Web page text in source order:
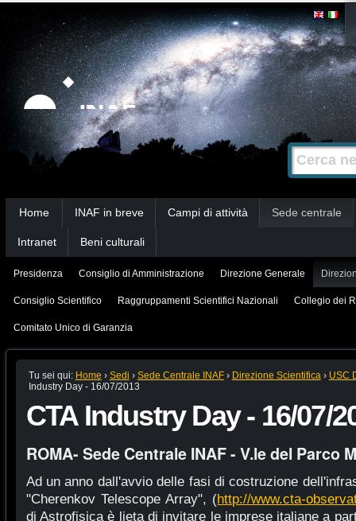
Strumenti
personali
Salta
contenuti.
|
Salta
alla
navigazione
Cerca nel
Ricerca
avanzata…
Home INAF in breve Campi di attività Sede centrale
Intranet Beni culturali
Presidenza Consiglio di Amministrazione Direzione Generale
Consiglio Scientifico Raggruppamenti Scientifici Nazionali Collegio dei
Comitato Unico di Garanzia
Tu sei qui: Home › Sedi › Sede Centrale INAF › Direzione Scientifica › USC
Industry Day - 16/07/2013
CTA Industry Day - 16/07/
ROMA- Sede Centrale INAF - V.le del Parco
Ad un anno dall'avvio delle fasi di costruzione
"Cherenkov Telescope Array", (http://www.cta-
di Astrofisica è lieta di invitare le imprese italiane a